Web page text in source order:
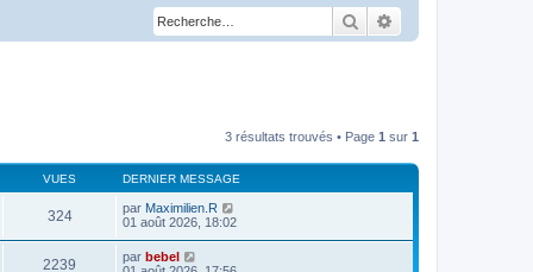
Rechercher
3 résultats trouvés • Page 1 sur 1
VUES DERNIER MESSAGE
324 par Maximilien.R
01 août 2026, 18:02
2239 par bebel